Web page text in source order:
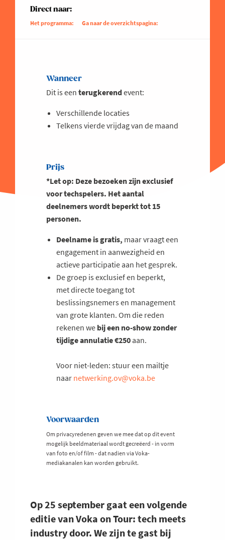
Direct naar:
Het programma: Ga naar de overzichtspagina:
Op 25 september gaat een volgende
editie van Voka on Tour: tech meets
industry door. We zijn te gast bij
Wanneer
Dit is een terugkerendevent:
Verschillende locaties
Telkens vierde vrijdag van de maand
Prijs
*Let op: Deze bezoeken zijn exclusief
voor techspelers. Het aantal
deelnemers wordt beperkt tot 15
personen.
Deelname is gratis, maar vraagt een
engagement in aanwezigheid en
actieve participatie aan het gesprek.
De groep is exclusief en beperkt,
met directe toegang tot
beslissingsnemers en management
van grote klanten. Om die reden
rekenen we bij een no-show zonder
tijdige annulatie €250 aan.
Voor niet-leden: stuur een mailtje
naar netwerking.ov@voka.be
Voorwaarden
Om privacyredenen geven we mee dat op dit event
mogelijk beeldmateriaal wordt gecreëerd - in vorm
van foto en/of film - dat nadien via Voka-
mediakanalen kan worden gebruikt.